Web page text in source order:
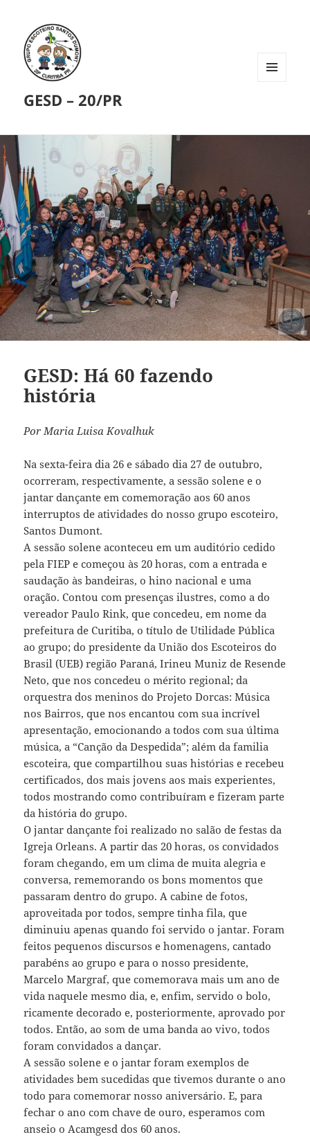
GESD – 20/PR
GESD: Há 60 fazendo
história
Por Maria Luisa Kovalhuk
Na sexta-feira dia 26 e sábado dia 27 de outubro,
ocorreram, respectivamente, a sessão solene e o
jantar dançante em comemoração aos 60 anos
interruptos de atividades do nosso grupo escoteiro,
Santos Dumont.
A sessão solene aconteceu em um auditório cedido
pela FIEP e começou às 20 horas, com a entrada e
saudação às bandeiras, o hino nacional e uma
oração. Contou com presenças ilustres, como a do
vereador Paulo Rink, que concedeu, em nome da
prefeitura de Curitiba, o título de Utilidade Pública
ao grupo; do presidente da União dos Escoteiros do
Brasil (UEB) região Paraná, Irineu Muniz de Resende
Neto, que nos concedeu o mérito regional; da
orquestra dos meninos do Projeto Dorcas: Música
nos Bairros, que nos encantou com sua incrível
apresentação, emocionando a todos com sua última
música, a “Canção da Despedida”; além da familia
escoteira, que compartilhou suas histórias e recebeu
certificados, dos mais jovens aos mais experientes,
todos mostrando como contribuíram e fizeram parte
da história do grupo.
O jantar dançante foi realizado no salão de festas da
Igreja Orleans. A partir das 20 horas, os convidados
foram chegando, em um clima de muita alegria e
conversa, rememorando os bons momentos que
passaram dentro do grupo. A cabine de fotos,
aproveitada por todos, sempre tinha fila, que
diminuiu apenas quando foi servido o jantar. Foram
feitos pequenos discursos e homenagens, cantado
parabéns ao grupo e para o nosso presidente,
Marcelo Margraf, que comemorava mais um ano de
vida naquele mesmo dia, e, enfim, servido o bolo,
ricamente decorado e, posteriormente, aprovado por
todos. Então, ao som de uma banda ao vivo, todos
foram convidados a dançar.
A sessão solene e o jantar foram exemplos de
atividades bem sucedidas que tivemos durante o ano
todo para comemorar nosso aniversário. E, para
fechar o ano com chave de ouro, esperamos com
anseio o Acamgesd dos 60 anos.